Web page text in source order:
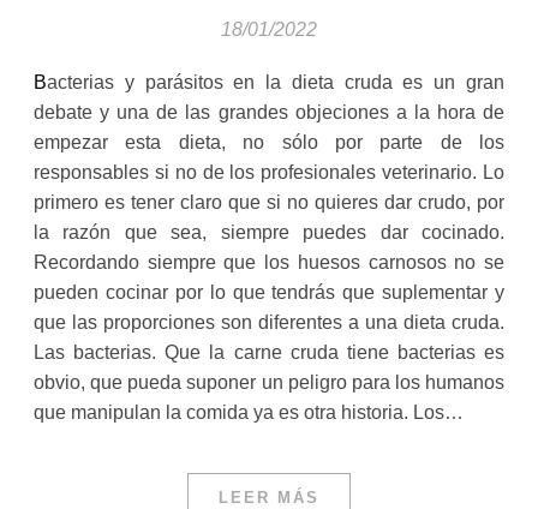
18/01/2022
Bacterias y parásitos en la dieta cruda es un gran
debate y una de las grandes objeciones a la hora de
empezar esta dieta, no sólo por parte de los
responsables si no de los profesionales veterinario. Lo
primero es tener claro que si no quieres dar crudo, por
la razón que sea, siempre puedes dar cocinado.
Recordando siempre que los huesos carnosos no se
pueden cocinar por lo que tendrás que suplementar y
que las proporciones son diferentes a una dieta cruda.
Las bacterias. Que la carne cruda tiene bacterias es
obvio, que pueda suponer un peligro para los humanos
que manipulan la comida ya es otra historia. Los…
LEER MÁS